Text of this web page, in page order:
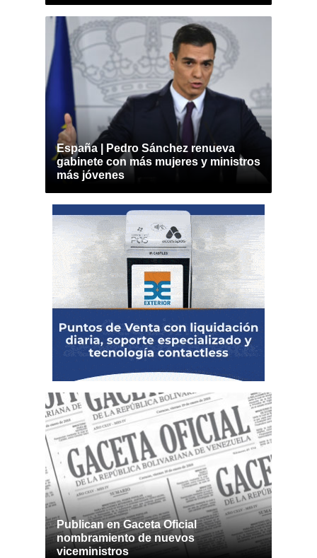
España | Pedro Sánchez renueva
gabinete con más mujeres y ministros
más jóvenes
Publican en Gaceta Oficial
nombramiento de nuevos
viceministros